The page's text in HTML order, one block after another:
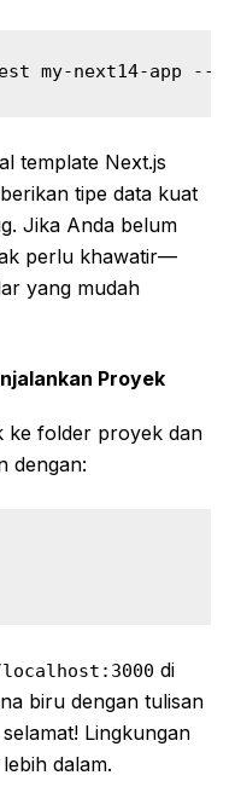
my-next14-app --ts
template Next.js
tipe data kuat
Jika Anda belum
perlu khawatir—
yang mudah
Proyek
ke folder proyek dan
dengan:
di
biru dengan tulisan
Lingkungan
dalam.